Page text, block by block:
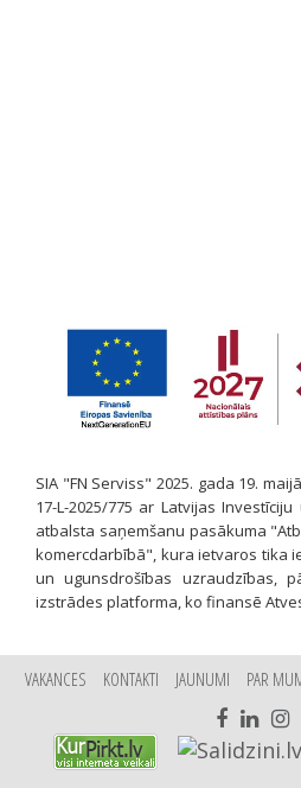
SIA "FN Serviss" 2025. gada 19.
17-L-2025/775 ar Latvijas
atbalsta saņemšanu pasākuma
komercdarbībā", kura ietvaros tika
un ugunsdrošības uzraudzības,
izstrādes platforma, ko finansē
VAKANCES KONTAKTI JAUNUMI PAR